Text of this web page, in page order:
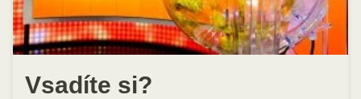
Vsadíte si?